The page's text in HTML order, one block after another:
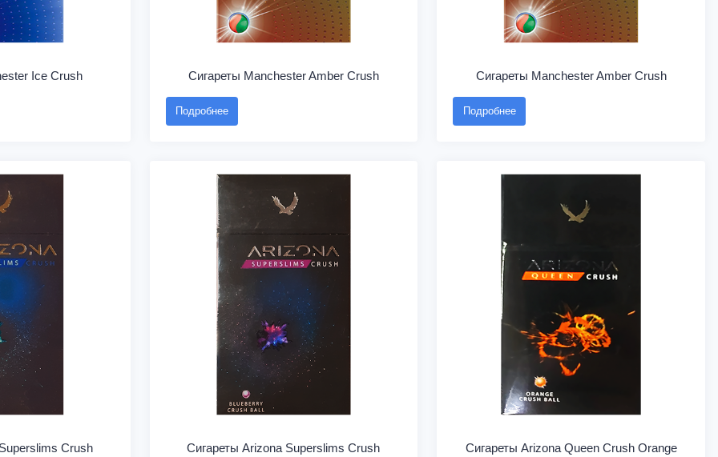
Ice Crush Сигареты Manchester Amber Crush
Подробнее
Сигареты Manchester Amber Crush
Подробнее
Crush
Сигареты Arizona Superslims Crush
Сигареты Arizona Queen Crush Orange